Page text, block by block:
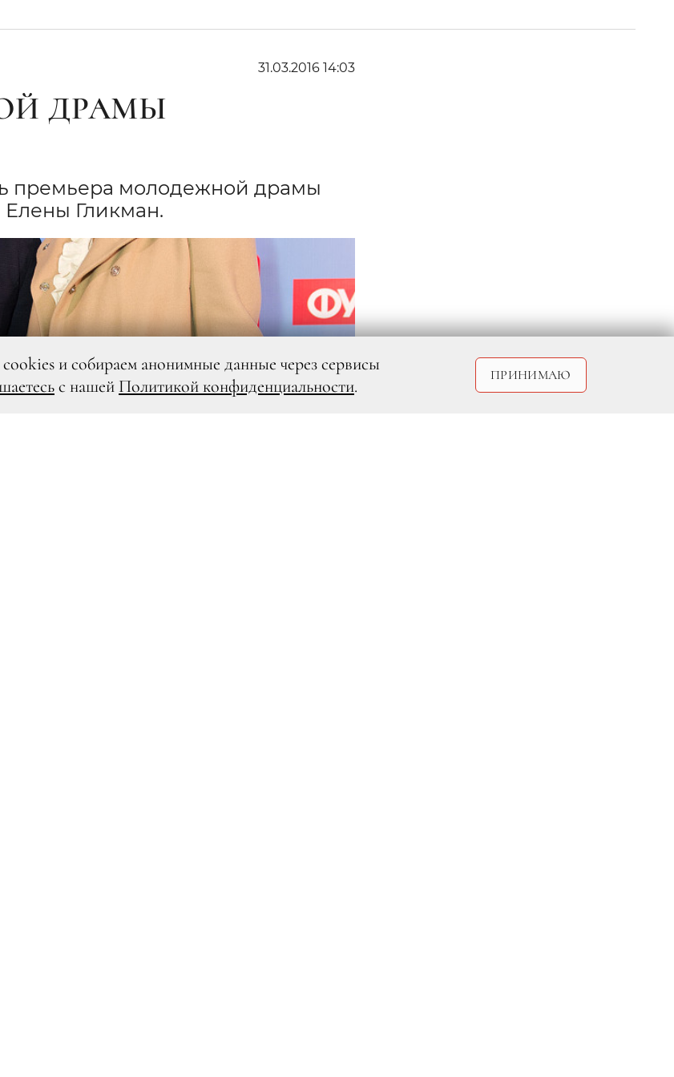
31.03.2016 14:03
ДРАМЫ
премьера молодежной драмы
Елены Гликман.
и собираем анонимные данные через сервисы
с нашей Политикой конфиденциальности.
ПРИНИМАЮ